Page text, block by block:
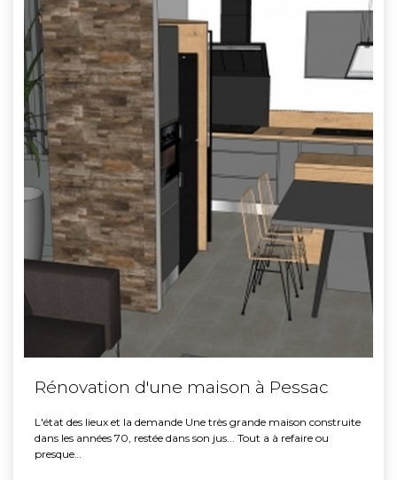
Rénovation d'une maison à Pessac
L'état des lieux et la demande Une très grande maison construite
dans les années 70, restée dans son jus... Tout a à refaire ou
presque…